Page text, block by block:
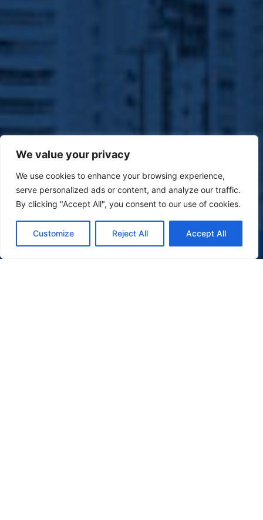
We value your privacy
We use cookies to enhance your browsing experience,
serve personalized ads or content, and analyze our traffic.
By clicking "Accept All", you consent to our use of cookies.
Customize Reject All Accept All
(47) 9 9977-7630